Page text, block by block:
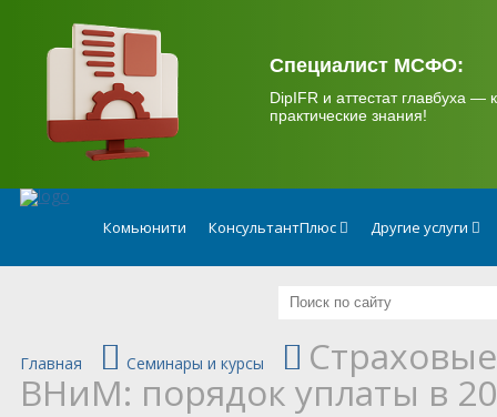
Специалист МСФО:
DipIFR и аттестат главбуха —
практические знания!
Комьюнити КонсультантПлюс Другие услуги
Главная Семинары и курсы
ВНиМ: порядок уплаты в